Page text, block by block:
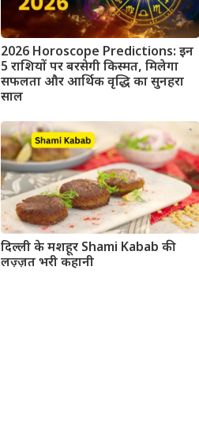
2026 Horoscope Predictions: इन
5 राशियों पर बरसेगी किस्मत, मिलेगा
सफलता और आर्थिक वृद्धि का सुनहरा
साल
दिल्ली के मशहूर Shami Kabab की
लज़्ज़त भरी कहानी